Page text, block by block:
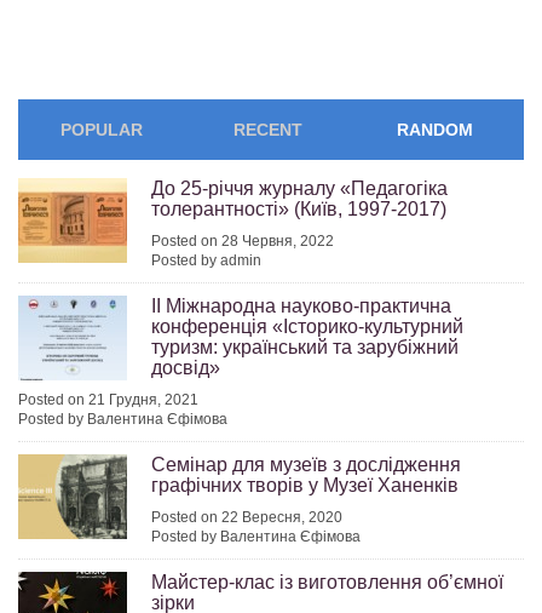
POPULAR RECENT RANDOM
До 25-річчя журналу «Педагогіка
толерантності» (Київ, 1997-2017)
Posted on 28 Червня, 2022
Posted by admin
ІІ Міжнародна науково-практична
конференція «Історико-культурний
туризм: український та зарубіжний
досвід»
Posted on 21 Грудня, 2021
Posted by Валентина Єфімова
Семінар для музеїв з дослідження
графічних творів у Музеї Ханенків
Posted on 22 Вересня, 2020
Posted by Валентина Єфімова
Майстер-клас із виготовлення об’ємної
зірки